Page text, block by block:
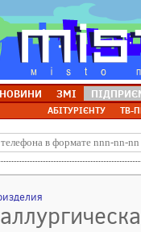
НОВИНИ ЗМІ
АБІТУРІЄНТУ ТВ-